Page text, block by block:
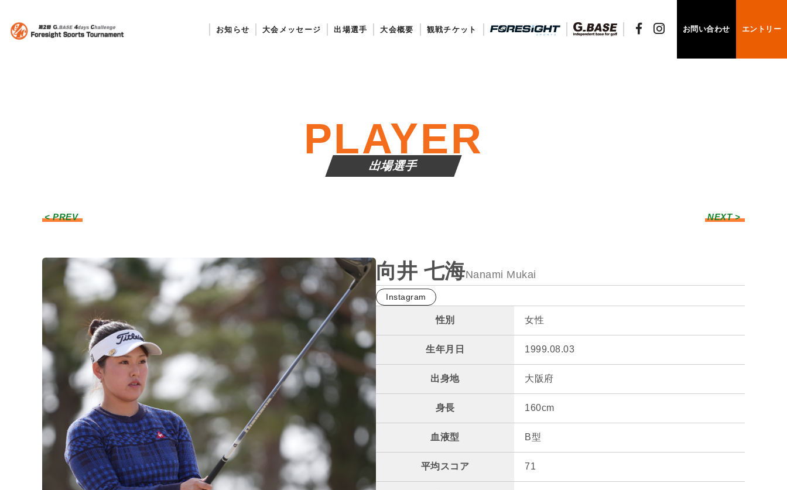
お知らせ 大会メッセージ 出場選手 大会概要 観戦チケット お問い合わせ エントリー
PLAYER
出場選手
< PREV NEXT >
向井 七海Nanami Mukai
Instagram
性別 女性
生年月日 1999.08.03
出身地 大阪府
身長 160cm
血液型 B型
平均スコア 71